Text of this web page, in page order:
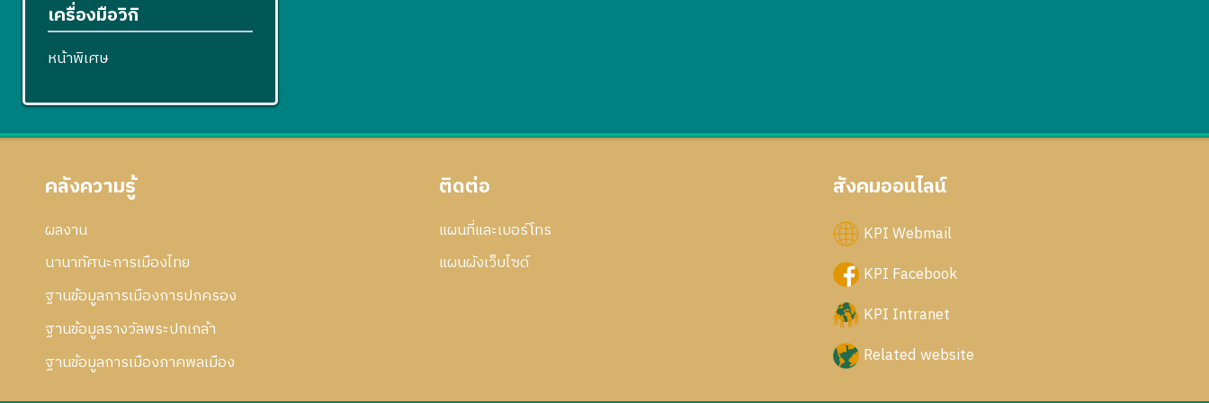
เครื่องมือวิกิ
หน้าพิเศษ
คลังความรู้
ผลงาน
นานาทัศนะการเมืองไทย
ฐานข้อมูลการเมืองการปกครอง
ฐานข้อมูลรางวัลพระปกเกล้า
ฐานข้อมูลการเมืองภาคพลเมือง
ติดต่อ
แผนที่และเบอร์โทร
แผนผังเว็บไซด์
สังคมออนไลน์
KPI Webmail
KPI Facebook
KPI Intranet
Related website